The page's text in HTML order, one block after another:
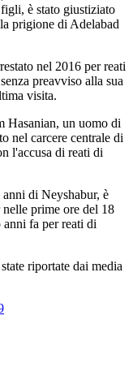
è stato giustiziato
prigione di Adelabad
nel 2016 per reati
preavviso alla sua
visita.
Hasanian, un uomo di
nel carcere centrale di
l'accusa di reati di
di Neyshabur, è
prime ore del 18
anni fa per reati di
riportate dai media